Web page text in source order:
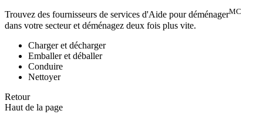
Trouvez des fournisseurs de services d'Aide pour déménagerMC
dans votre secteur et déménagez deux fois plus vite.
Charger et décharger
Emballer et déballer
Conduire
Nettoyer
Retour
Haut de la page